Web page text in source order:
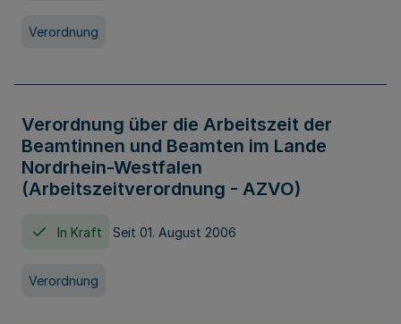
Verordnung
Verordnung über die Arbeitszeit der
Beamtinnen und Beamten im Lande
Nordrhein-Westfalen
(Arbeitszeitverordnung - AZVO)
In Kraft Seit 01. August 2006
Verordnung